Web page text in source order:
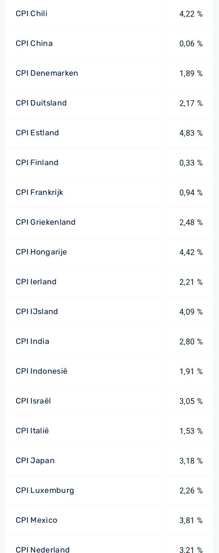
CPI Chili 4,22 %
CPI China 0,06 %
CPI Denemarken 1,89 %
CPI Duitsland 2,17 %
CPI Estland 4,83 %
CPI Finland 0,33 %
CPI Frankrijk 0,94 %
CPI Griekenland 2,48 %
CPI Hongarije 4,42 %
CPI Ierland 2,21 %
CPI IJsland 4,09 %
CPI India 2,80 %
CPI Indonesië 1,91 %
CPI Israël 3,05 %
CPI Italië 1,53 %
CPI Japan 3,18 %
CPI Luxemburg 2,26 %
CPI Mexico 3,81 %
CPI Nederland 3,21 %